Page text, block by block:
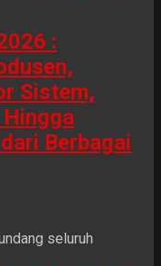
:
Sistem,
Berbagai
seluruh